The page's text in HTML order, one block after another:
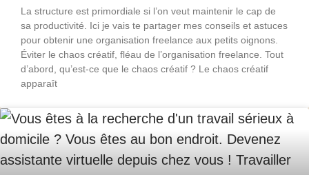
La structure est primordiale si l’on veut maintenir le cap de
sa productivité. Ici je vais te partager mes conseils et astuces
pour obtenir une organisation freelance aux petits oignons.
Éviter le chaos créatif, fléau de l’organisation freelance. Tout
d’abord, qu’est-ce que le chaos créatif ? Le chaos créatif
apparaît